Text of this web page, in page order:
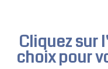
Cliquez sur l'
choix pour